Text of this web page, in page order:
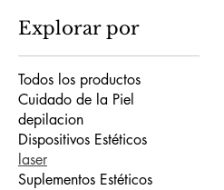
Explorar por
Todos los productos
Cuidado de la Piel
depilacion
Dispositivos Estéticos
laser
Suplementos Estéticos